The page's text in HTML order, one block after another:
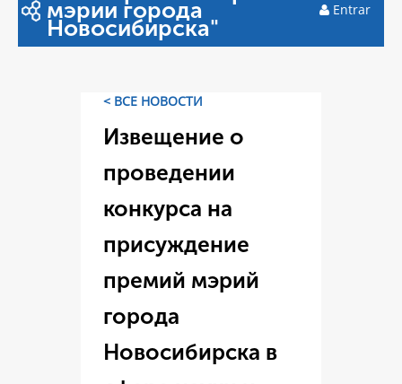
мэрии города
Новосибирска"
Entrar
< ВСЕ НОВОСТИ
Извещение о
проведении
конкурса на
присуждение
премий мэрий
города
Новосибирска в